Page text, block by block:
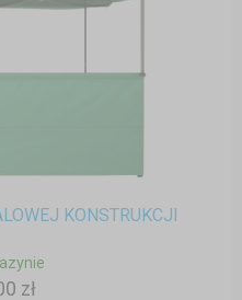
KONSTRUKCJI
zł